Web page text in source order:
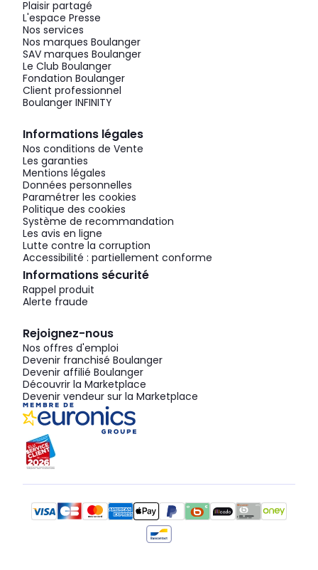
Plaisir partagé
L'espace Presse
Nos services
Nos marques Boulanger
SAV marques Boulanger
Le Club Boulanger
Fondation Boulanger
Client professionnel
Boulanger INFINITY
Informations légales
Nos conditions de Vente
Les garanties
Mentions légales
Données personnelles
Paramétrer les cookies
Politique des cookies
Système de recommandation
Les avis en ligne
Lutte contre la corruption
Accessibilité : partiellement conforme
Informations sécurité
Rappel produit
Alerte fraude
Rejoignez-nous
Nos offres d'emploi
Devenir franchisé Boulanger
Devenir affilié Boulanger
Découvrir la Marketplace
Devenir vendeur sur la Marketplace